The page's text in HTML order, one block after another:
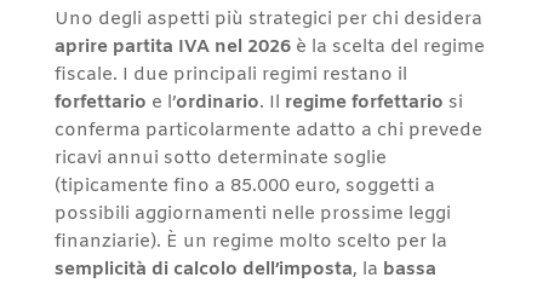
Uno degli aspetti più strategici per chi desidera
aprire partita IVA nel 2026è la scelta del regime
fiscale. I due principali regimi restano il
forfettario e l’ordinario. Il regime forfettario si
conferma particolarmente adatto a chi prevede
ricavi annui sotto determinate soglie
(tipicamente fino a 85.000 euro, soggetti a
possibili aggiornamenti nelle prossime leggi
finanziarie). È un regime molto scelto per la
semplicità di calcolo dell’imposta, la bassa